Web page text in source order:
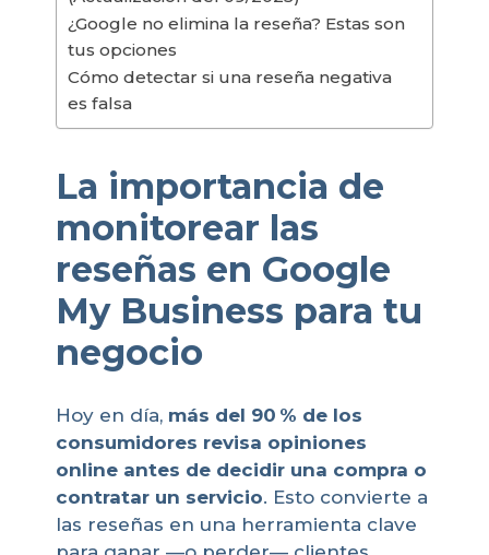
¿Google no elimina la reseña? Estas son
tus opciones
Cómo detectar si una reseña negativa
es falsa
La importancia de
monitorear las
reseñas en Google
My Business para tu
negocio
Hoy en día, más del 90 % de los
consumidores revisa opiniones
online antes de decidir una compra o
contratar un servicio. Esto convierte a
las reseñas en una herramienta clave